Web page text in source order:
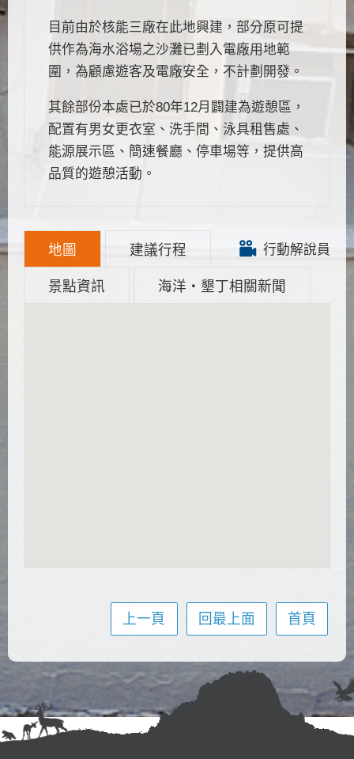
目前由於核能三廠在此地興建，部分原可提
供作為海水浴場之沙灘已劃入電廠用地範
圍，為顧慮遊客及電廠安全，不計劃開發。
其餘部份本處已於80年12月闢建為遊憩區，
配置有男女更衣室、洗手間、泳具租售處、
能源展示區、簡速餐廳、停車場等，提供高
品質的遊憩活動。
行動解說員
地圖 建議行程
景點資訊 海洋‧墾丁相關新聞
上一頁 回最上面 首頁